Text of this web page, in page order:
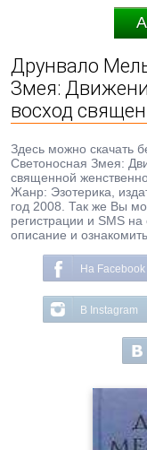
Друнвало
Змея:
восход
Здесь можно скачать
Светоносная Змея:
священной
Жанр: Эзотерика,
год 2008. Так же Вы
регистрации и SMS
описание и
На Facebook
В Instagram